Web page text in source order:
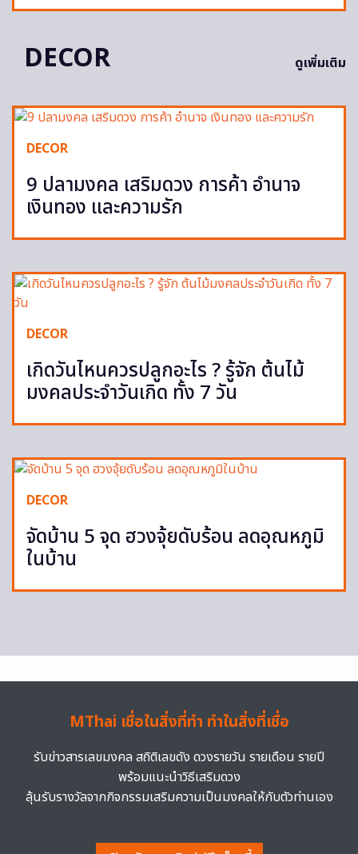
DECOR ดูเพิ่มเติม
DECOR
9 ปลามงคล เสริมดวง การค้า อำนาจ
เงินทอง และความรัก
DECOR
เกิดวันไหนควรปลูกอะไร ? รู้จัก ต้นไม้
มงคลประจำวันเกิด ทั้ง 7 วัน
DECOR
จัดบ้าน 5 จุด ฮวงจุ้ยดับร้อน ลดอุณหภูมิ
ในบ้าน
MThai เชื่อในสิ่งที่ทำ ทำในสิ่งที่เชื่อ
รับข่าวสารเลขมงคล สถิติเลขดัง ดวงรายวัน รายเดือน รายปี
พร้อมแนะนำวิธีเสริมดวง
ลุ้นรับรางวัลจากกิจกรรมเสริมความเป็นมงคลให้กับตัวท่านเอง